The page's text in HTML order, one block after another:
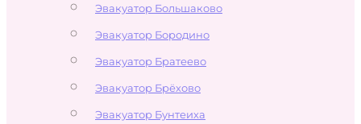
Эвакуатор Большаково
Эвакуатор Бородино
Эвакуатор Братеево
Эвакуатор Брёхово
Эвакуатор Бунтеиха